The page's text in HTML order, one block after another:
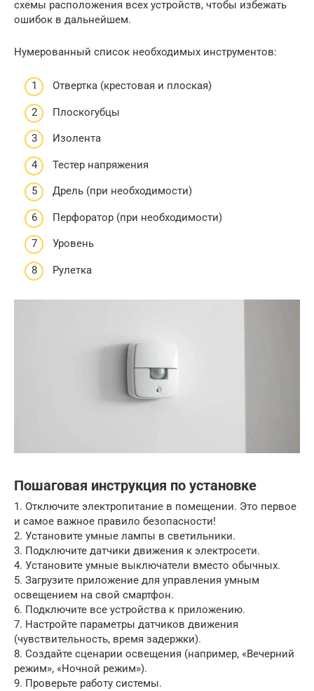
схемы расположения всех устройств, чтобы избежать
ошибок в дальнейшем.
Нумерованный список необходимых инструментов:
Отвертка (крестовая и плоская)
Плоскогубцы
Изолента
Тестер напряжения
Дрель (при необходимости)
Перфоратор (при необходимости)
Уровень
Рулетка
Пошаговая инструкция по установке
1. Отключите электропитание в помещении. Это первое
и самое важное правило безопасности!
2. Установите умные лампы в светильники.
3. Подключите датчики движения к электросети.
4. Установите умные выключатели вместо обычных.
5. Загрузите приложение для управления умным
освещением на свой смартфон.
6. Подключите все устройства к приложению.
7. Настройте параметры датчиков движения
(чувствительность, время задержки).
8. Создайте сценарии освещения (например, «Вечерний
режим», «Ночной режим»).
9. Проверьте работу системы.